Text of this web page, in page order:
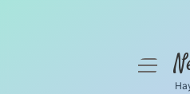
menüyü